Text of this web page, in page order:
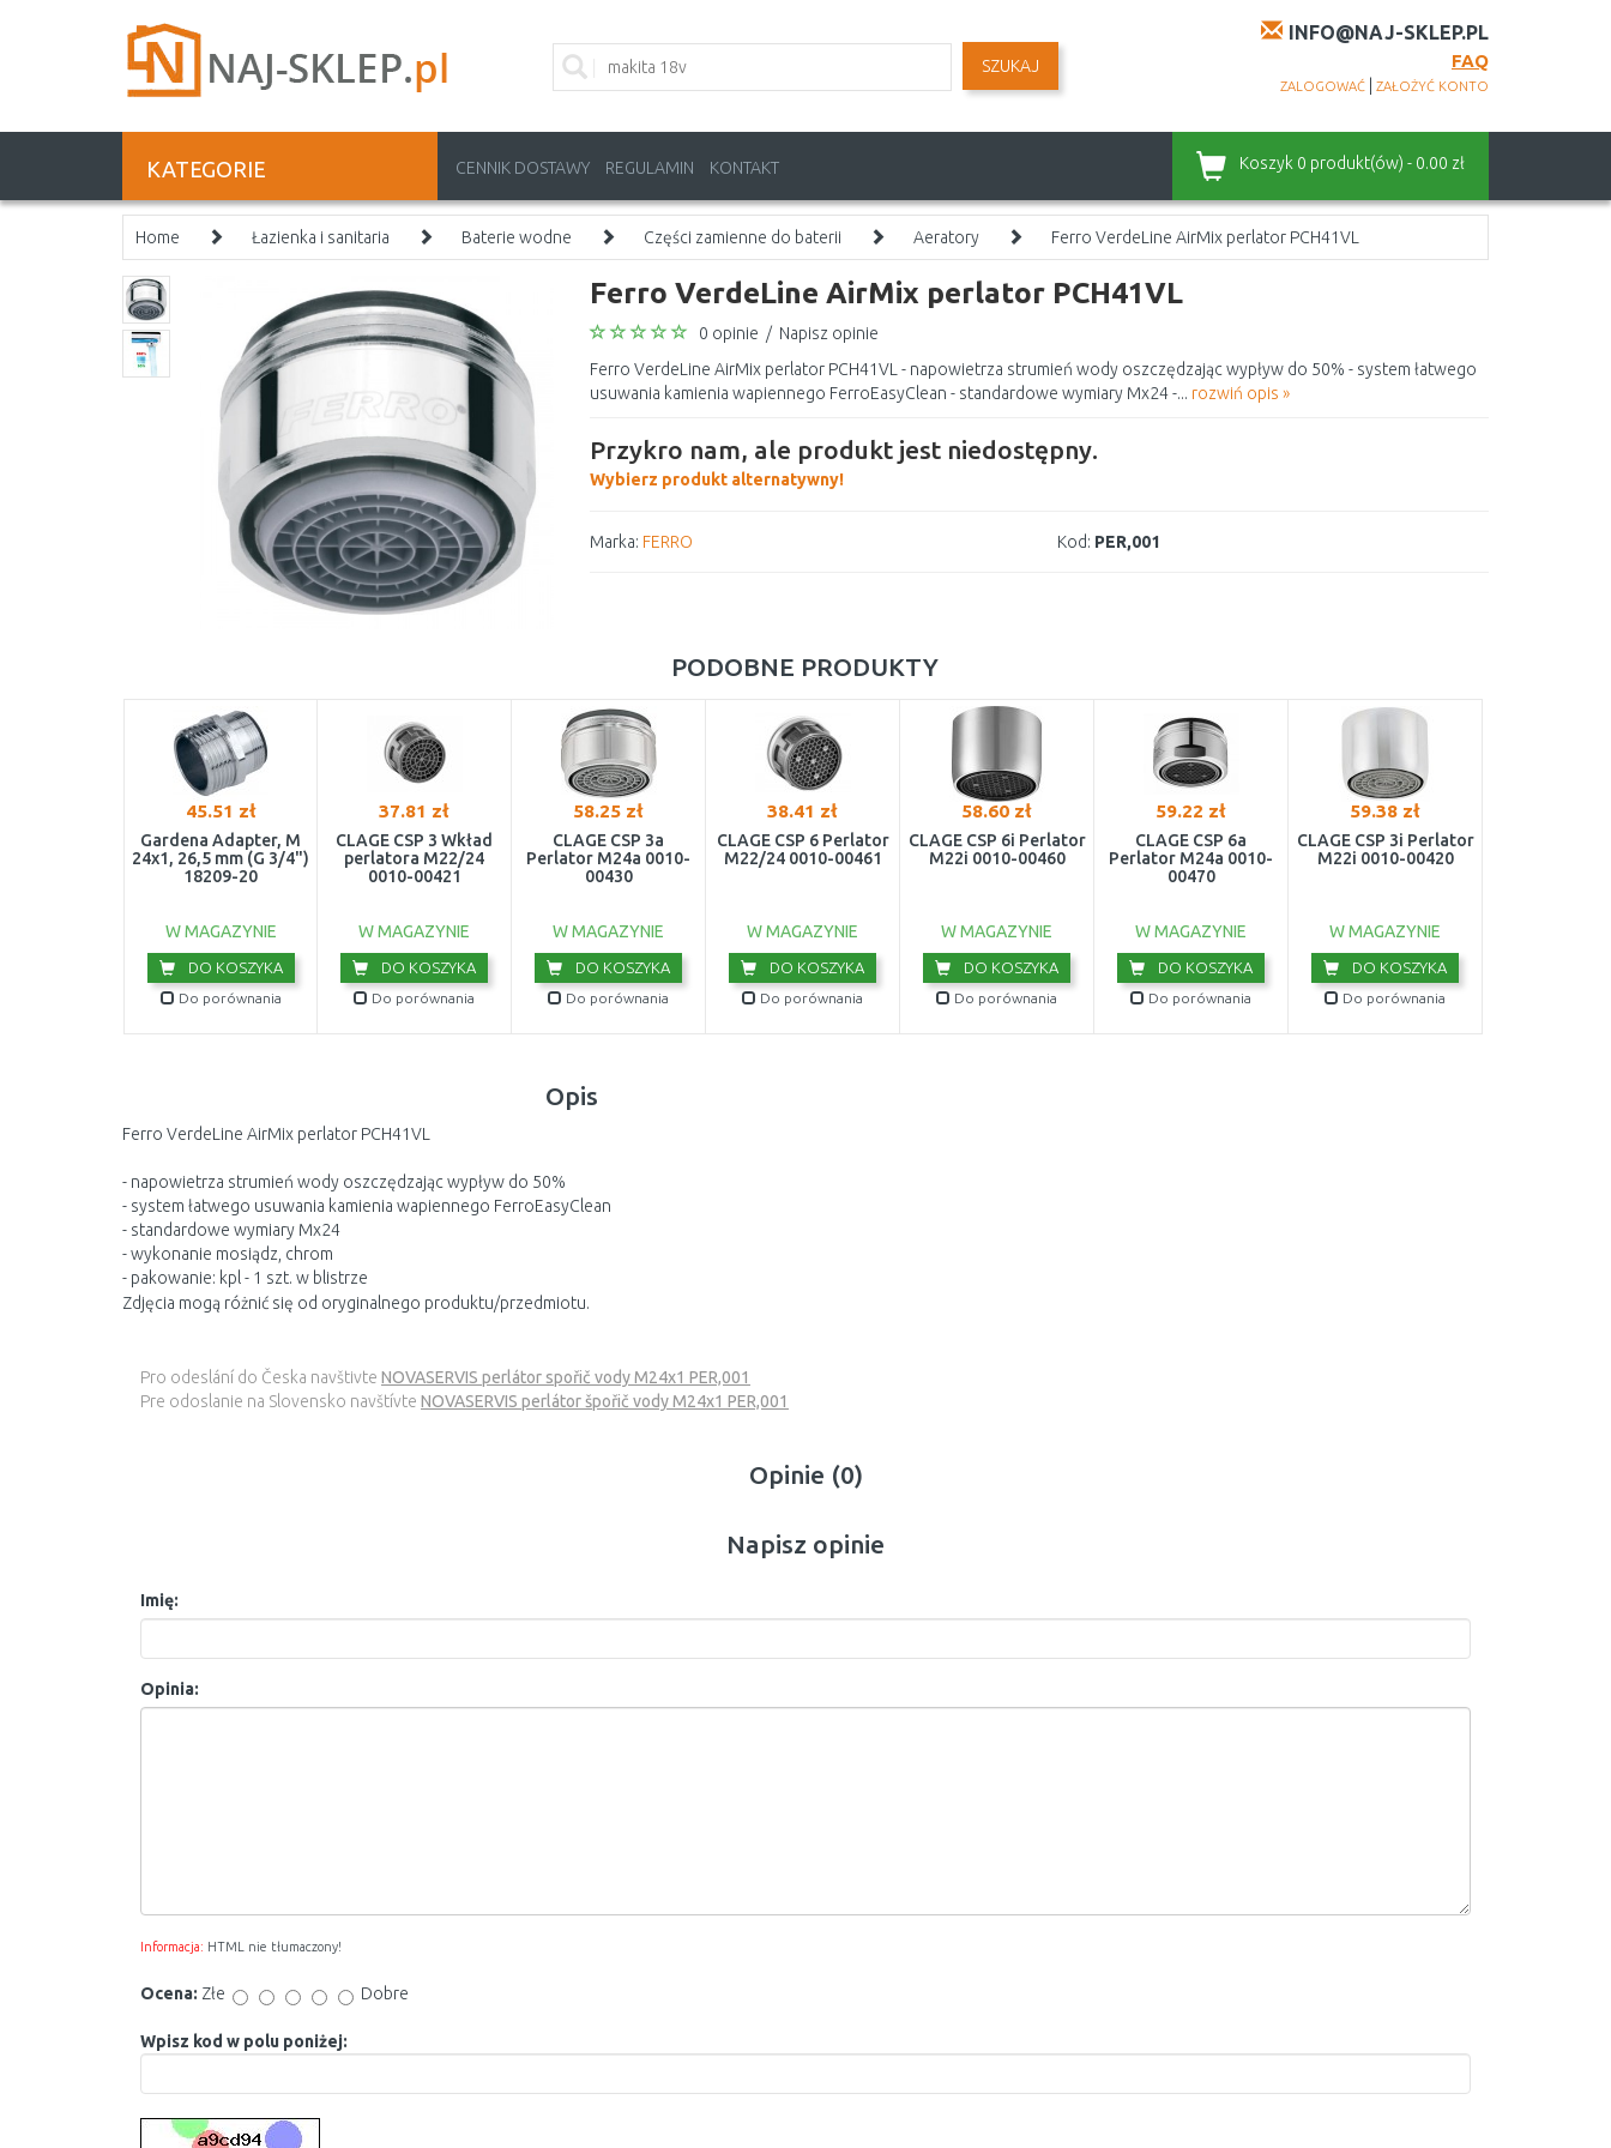
INFO@NAJ-SKLEP.PL
FAQ
ZALOGOWAĆ ZAŁOŻYĆ KONTO
SZUKAJ
KATEGORIE CENNIK DOSTAWY REGULAMIN KONTAKT Koszyk 0 produkt(ów) - 0.00 zł
Home Łazienka i sanitaria Baterie wodne Części zamienne do baterii Aeratory Ferro VerdeLine AirMix perlator PCH41VL
Ferro VerdeLine AirMix perlator PCH41VL
0 opinie / Napisz opinie
Ferro VerdeLine AirMix perlator PCH41VL - napowietrza strumień wody oszczędzając wypływ do 50% - system łatwego
usuwania kamienia wapiennego FerroEasyClean - standardowe wymiary Mx24 -... rozwiń opis »
Przykro nam, ale produkt jest niedostępny.
Wybierz produkt alternatywny!
Marka: FERRO Kod: PER,001
PODOBNE PRODUKTY
45.51 zł
Gardena Adapter, M
24x1, 26,5 mm (G 3/4")
18209-20
W MAGAZYNIE
DO KOSZYKA
Do porównania
37.81 zł
CLAGE CSP 3 Wkład
perlatora M22/24
0010-00421
W MAGAZYNIE
DO KOSZYKA
Do porównania
58.25 zł
CLAGE CSP 3a
Perlator M24a 0010-
00430
W MAGAZYNIE
DO KOSZYKA
Do porównania
38.41 zł
CLAGE CSP 6 Perlator
M22/24 0010-00461
W MAGAZYNIE
DO KOSZYKA
Do porównania
58.60 zł
CLAGE CSP 6i Perlator
M22i 0010-00460
W MAGAZYNIE
DO KOSZYKA
Do porównania
59.22 zł
CLAGE CSP 6a
Perlator M24a 0010-
00470
W MAGAZYNIE
DO KOSZYKA
Do porównania
59.38 zł
CLAGE CSP 3i Perlator
M22i 0010-00420
W MAGAZYNIE
DO KOSZYKA
Do porównania
Opis
Ferro VerdeLine AirMix perlator PCH41VL
- napowietrza strumień wody oszczędzając wypływ do 50%
- system łatwego usuwania kamienia wapiennego FerroEasyClean
- standardowe wymiary Mx24
- wykonanie mosiądz, chrom
- pakowanie: kpl - 1 szt. w blistrze
Zdjęcia mogą różnić się od oryginalnego produktu/przedmiotu.
Pro odeslání do Česka navštivte NOVASERVIS perlátor spořič vody M24x1 PER,001
Pre odoslanie na Slovensko navštívte NOVASERVIS perlátor špořič vody M24x1 PER,001
Opinie (0)
Napisz opinie
Imię:
Opinia:
Informacja: HTML nie tłumaczony!
Ocena: Złe Dobre
Wpisz kod w polu poniżej: